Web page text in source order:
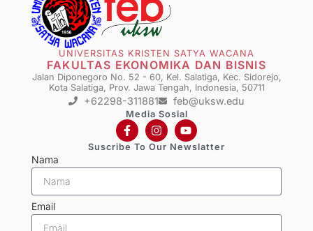
UNIVERSITAS KRISTEN SATYA WACANA
FAKULTAS EKONOMIKA DAN BISNIS
Jalan Diponegoro No. 52 - 60, Kel. Salatiga, Kec. Sidorejo,
Kota Salatiga, Prov. Jawa Tengah, Indonesia, 50711
+62298-311881 feb@uksw.edu
Media Sosial
Suscribe To Our Newslatter
Nama
Email